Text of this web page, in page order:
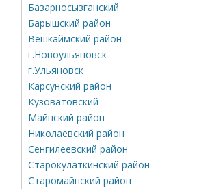
Базарносызганский
Барышский район
Вешкаймский район
г.Новоульяновск
г.Ульяновск
Карсунский район
Кузоватовский
Майнский район
Николаевский район
Сенгилеевский район
Старокулаткинский район
Старомайнский район